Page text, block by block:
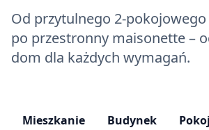
Od przytulnego 2-
po przestronny maisonette –
dom dla każdych wymagań.
Mieszkanie Budynek